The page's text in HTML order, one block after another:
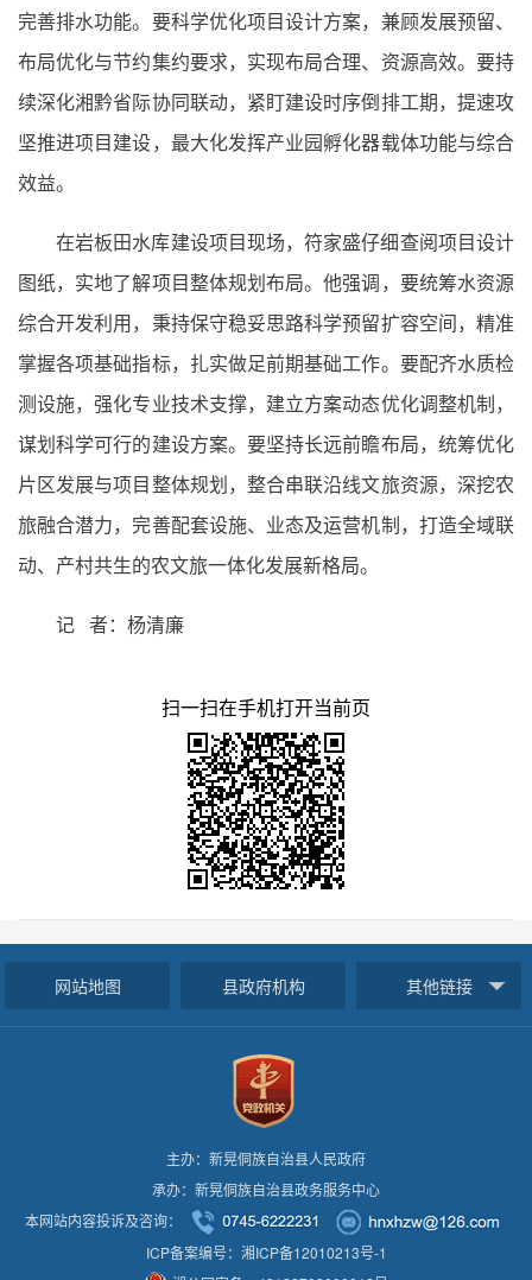
完善排水功能。要科学优化项目设计方案，兼顾发展预留、
布局优化与节约集约要求，实现布局合理、资源高效。要持
续深化湘黔省际协同联动，紧盯建设时序倒排工期，提速攻
坚推进项目建设，最大化发挥产业园孵化器载体功能与综合
效益。
在岩板田水库建设项目现场，符家盛仔细查阅项目设计
图纸，实地了解项目整体规划布局。他强调，要统筹水资源
综合开发利用，秉持保守稳妥思路科学预留扩容空间，精准
掌握各项基础指标，扎实做足前期基础工作。要配齐水质检
测设施，强化专业技术支撑，建立方案动态优化调整机制，
谋划科学可行的建设方案。要坚持长远前瞻布局，统筹优化
片区发展与项目整体规划，整合串联沿线文旅资源，深挖农
旅融合潜力，完善配套设施、业态及运营机制，打造全域联
动、产村共生的农文旅一体化发展新格局。
记 者：杨清廉
扫一扫在手机打开当前页
网站地图 县政府机构 其他链接
主办：新晃侗族自治县人民政府
承办：新晃侗族自治县政务服务中心
本网站内容投诉及咨询：
ICP备案编号：湘ICP备12010213号-1